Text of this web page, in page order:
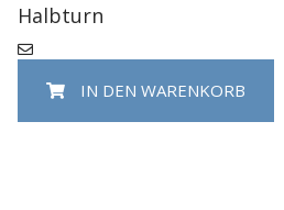
Halbturn
IN DEN WARENKORB